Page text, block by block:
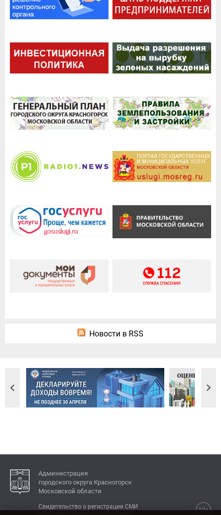
Новости в RSS
Администрация
городского округа Красногорск
Московской области
12+
Свидетельство о регистрации СМИ